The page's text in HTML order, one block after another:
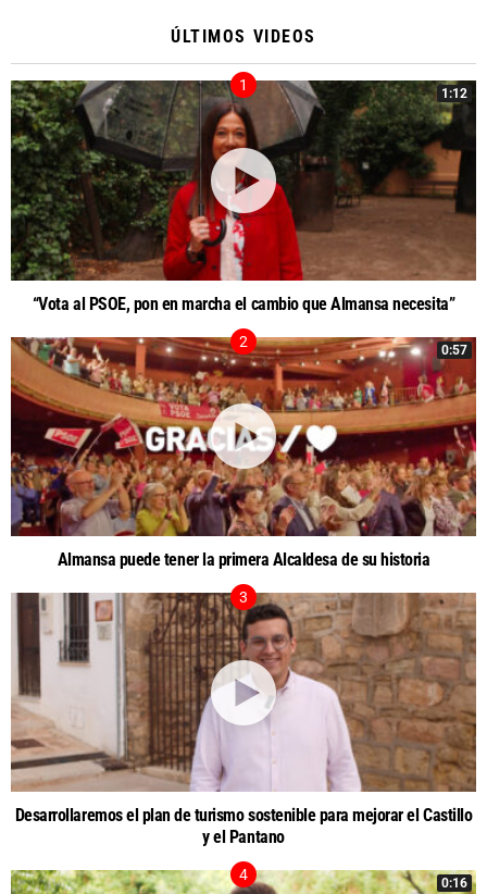
ÚLTIMOS VIDEOS
1:12
“Vota al PSOE, pon en marcha el cambio que Almansa necesita”
0:57
Almansa puede tener la primera Alcaldesa de su historia
Desarrollaremos el plan de turismo sostenible para mejorar el Castillo
y el Pantano
0:16